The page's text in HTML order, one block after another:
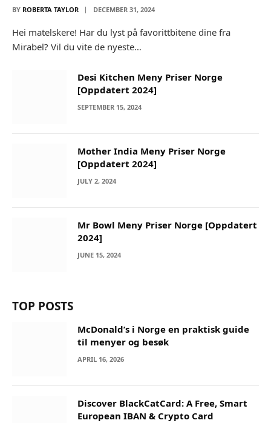
BY ROBERTA TAYLOR DECEMBER 31, 2024
Hei matelskere! Har du lyst på favorittbitene dine fra
Mirabel? Vil du vite de nyeste…
Desi Kitchen Meny Priser Norge
[Oppdatert 2024]
SEPTEMBER 15, 2024
Mother India Meny Priser Norge
[Oppdatert 2024]
JULY 2, 2024
Mr Bowl Meny Priser Norge [Oppdatert
2024]
JUNE 15, 2024
TOP POSTS
McDonald’s i Norge en praktisk guide
til menyer og besøk
APRIL 16, 2026
Discover BlackCatCard: A Free, Smart
European IBAN & Crypto Card